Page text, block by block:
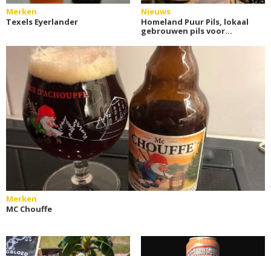
Merken
Texels Eyerlander
Nieuws
Homeland Puur Pils, lokaal
gebrouwen pils voor
Merken
MC Chouffe